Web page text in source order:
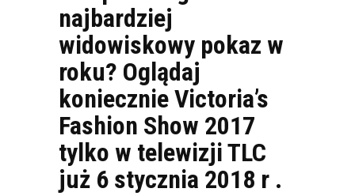
najbardziej
widowiskowy pokaz w
roku? Oglądaj
koniecznie Victoria’s
Fashion Show 2017
tylko w telewizji TLC
już 6 stycznia 2018 r .